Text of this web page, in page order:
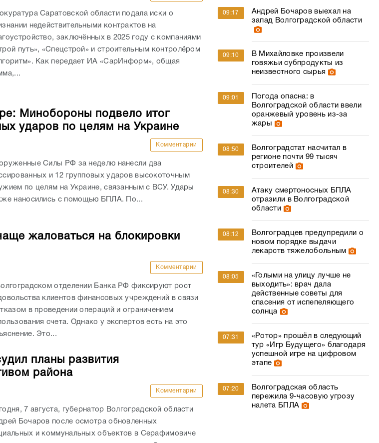
Саратовской области подала иски о
недействительными контрактов на
заключённых в 2025 году с компаниями
путь», «Спецстрой» и строительным контролёром
Как передает ИА «СарИнформ», общая
Минобороны подвело итог
ударов по целям на Украине
Комментарии
Силы РФ за неделю нанесли два
и 12 групповых ударов высокоточным
по целям на Украине, связанным с ВСУ. Удары
наносились с помощью БПЛА. По...
жаловаться на блокировки
Комментарии
отделении Банка РФ фиксируют рост
клиентов финансовых учреждений в связи
в проведении операций и ограничением
счета. Однако у экспертов есть на это
Это...
планы развития
района
Комментарии
7 августа, губернатор Волгоградской области
Бочаров после осмотра обновленных
и коммунальных объектов в Серафимовиче
09:17
Андрей Бочаров выехал на
запад Волгоградской области
09:10
В Михайловке произвели
говяжьи субпродукты из
неизвестного сырья
09:01
Погода опасна: в
Волгоградской области ввели
оранжевый уровень из-за
жары
08:50
Волгоградстат насчитал в
регионе почти 99 тысяч
строителей
08:30
Атаку смертоносных БПЛА
отразили в Волгоградской
области
08:12
Волгоградцев предупредили о
новом порядке выдачи
лекарств тяжелобольным
08:05
«Голыми на улицу лучше не
выходить»: врач дала
действенные советы для
спасения от испепеляющего
солнца
07:31
«Ротор» прошёл в следующий
тур «Игр Будущего» благодаря
успешной игре на цифровом
этапе
07:20
Волгоградская область
пережила 9-часовую угрозу
налета БПЛА